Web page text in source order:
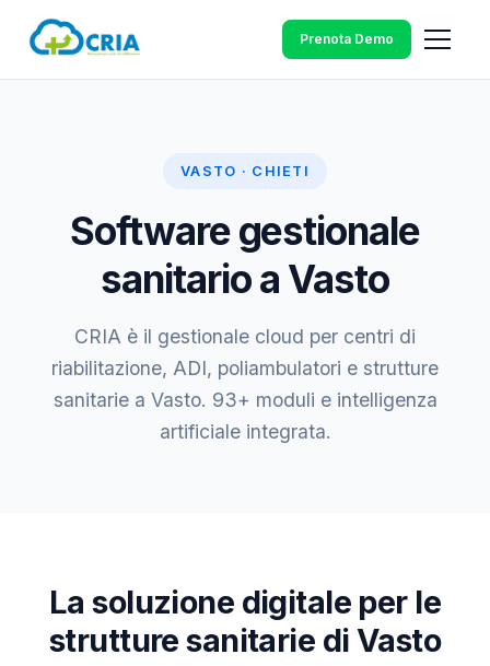
Prenota Demo
VASTO · CHIETI
Software gestionale
sanitario a Vasto
CRIA è il gestionale cloud per centri di
riabilitazione, ADI, poliambulatori e strutture
sanitarie a Vasto. 93+ moduli e intelligenza
artificiale integrata.
La soluzione digitale per le
strutture sanitarie di Vasto